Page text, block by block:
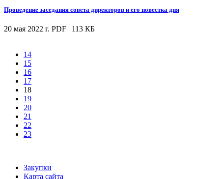
Проведение заседания совета директоров и его повестка дня
20 мая 2022 г. PDF | 113 КБ
14
15
16
17
18
19
20
21
22
23
Закупки
Карта сайта